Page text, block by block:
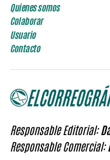
Quienes somos
Colaborar
Usuario
Contacto
Responsable Editorial:
Responsable Comercial: